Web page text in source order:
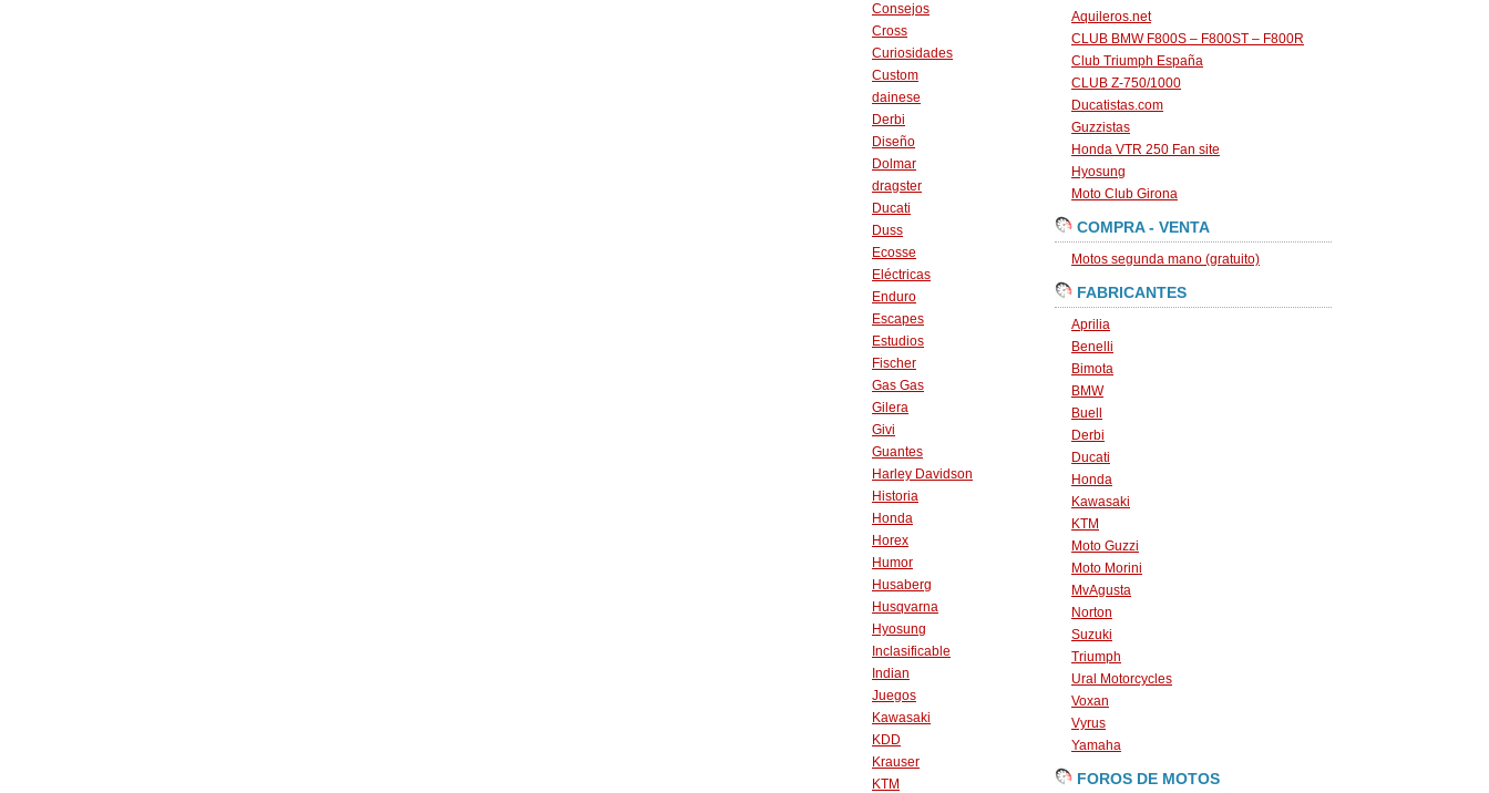
Consejos
Cross
Curiosidades
Custom
dainese
Derbi
Diseño
Dolmar
dragster
Ducati
Duss
Ecosse
Eléctricas
Enduro
Escapes
Estudios
Fischer
Gas Gas
Gilera
Givi
Guantes
Harley Davidson
Historia
Honda
Horex
Humor
Husaberg
Husqvarna
Hyosung
Inclasificable
Indian
Juegos
Kawasaki
KDD
Krauser
KTM
Aquileros.net
CLUB BMW F800S – F800ST – F800R
Club Triumph España
CLUB Z-750/1000
Ducatistas.com
Guzzistas
Honda VTR 250 Fan site
Hyosung
Moto Club Girona
COMPRA - VENTA
Motos segunda mano (gratuito)
FABRICANTES
Aprilia
Benelli
Bimota
BMW
Buell
Derbi
Ducati
Honda
Kawasaki
KTM
Moto Guzzi
Moto Morini
MvAgusta
Norton
Suzuki
Triumph
Ural Motorcycles
Voxan
Vyrus
Yamaha
FOROS DE MOTOS